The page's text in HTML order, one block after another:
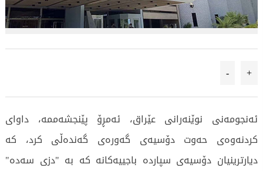
+
-
ئەنجومەنی نوێنەرانی عێراق، ئەمڕۆ پێنجشەممە، داوای
کردنەوەی حەوت دۆسیەی گەورەی گەندەڵی کرد، کە
دیارترینیان دۆسیەی سپاردە باجییەکانە کە بە "دزی سەدە"